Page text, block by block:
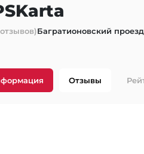
Багратионовский
Отзывы